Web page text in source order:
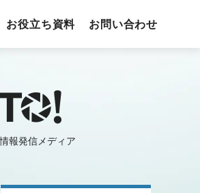
お役立ち資料 お問い合わせ
報発信メディア